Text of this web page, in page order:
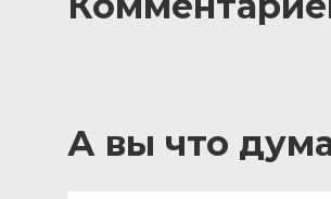
А вы что